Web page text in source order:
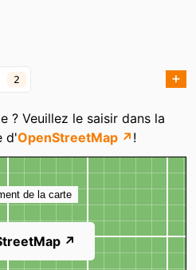
2 ➕
? Veuillez le saisir dans la
d'OpenStreetMap ↗ !
de la carte
↗